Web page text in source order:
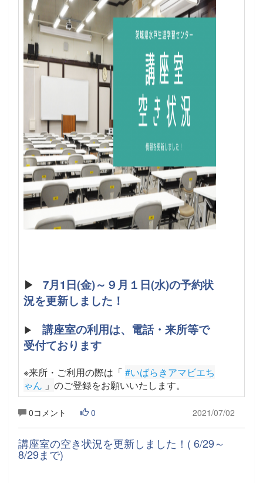
▶
7月1日(金)～９月１日(水)の予約状
況を更新しました！
▶ 講座室の利用は、電話・来所等で
受付ております
※来所・ご利用の際は「 #いばらきアマビエち
ゃん 」 のご登録をお願いいたします。
0コメント 0 2021/07/02
講座室の空き状況を更新しました！( 6/29～
8/29まで)